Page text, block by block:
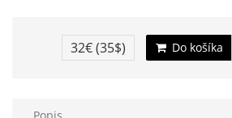
32€(35$) Do košíka